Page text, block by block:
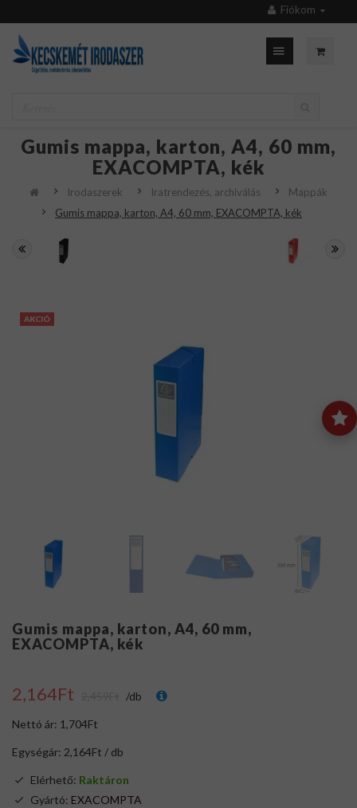
Fiókom
Gumis mappa, karton, A4, 60 mm,
EXACOMPTA, kék
Irodaszerek Iratrendezés, archiválás
Mappák
Gumis mappa, karton, A4, 60 mm, EXACOMPTA, kék
AKCIÓ
Gumis mappa, karton, A4, 60 mm,
EXACOMPTA, kék
2,164Ft /db
Nettó ár: 1,704Ft
Egységár: 2,164Ft / db
Elérhető: Raktáron
Gyártó: EXACOMPTA